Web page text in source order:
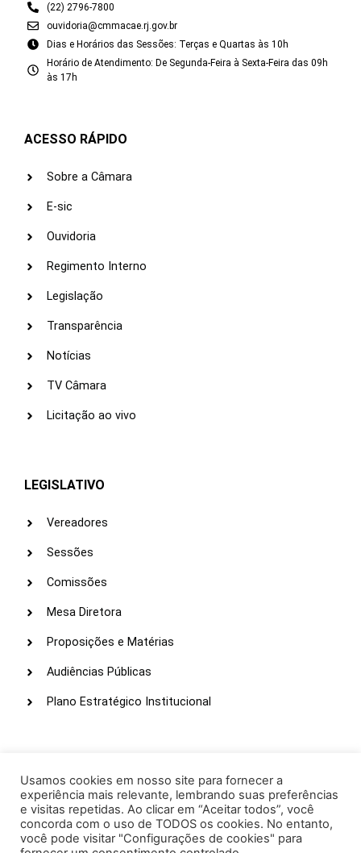
(22) 2796-7800
ouvidoria@cmmacae.rj.gov.br
Dias e Horários das Sessões: Terças e Quartas às 10h
Horário de Atendimento: De Segunda-Feira à Sexta-Feira das 09h
às 17h
ACESSO RÁPIDO
Sobre a Câmara
E-sic
Ouvidoria
Regimento Interno
Legislação
Transparência
Notícias
TV Câmara
Licitação ao vivo
LEGISLATIVO
Vereadores
Sessões
Comissões
Mesa Diretora
Proposições e Matérias
Audiências Públicas
Plano Estratégico Institucional
Webmail
Intranet
Administração
Usamos cookies em nosso site para fornecer a
experiência mais relevante, lembrando suas preferências
e visitas repetidas. Ao clicar em “Aceitar todos”, você
concorda com o uso de TODOS os cookies. No entanto,
você pode visitar "Configurações de cookies" para